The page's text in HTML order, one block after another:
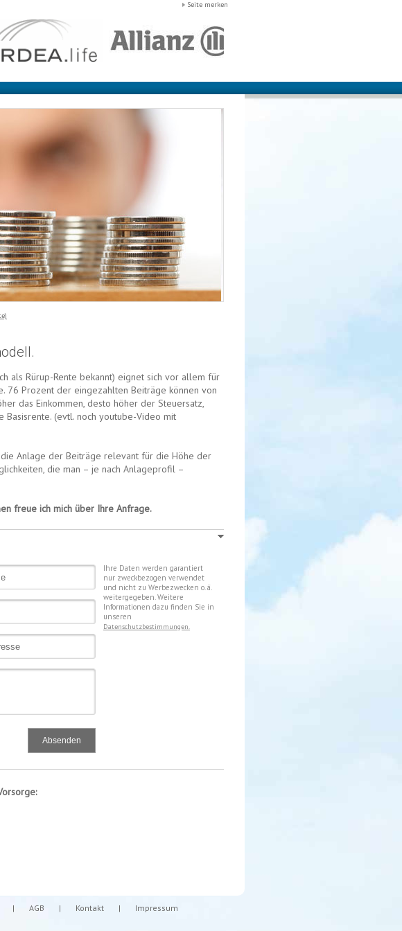
Seite merken
als Rürup-Rente bekannt) eignet sich vor allem für
76 Prozent der eingezahlten Beiträge können von
das Einkommen, desto höher der Steuersatz,
(evtl. noch youtube-Video mit
Anlage der Beiträge relevant für die Höhe der
die man – je nach Anlageprofil –
freue ich mich über Ihre Anfrage.
Ihre Daten werden garantiert
nur zweckbezogen verwendet
und nicht zu Werbezwecken o. ä.
weitergegeben. Weitere
Informationen dazu finden Sie in
unseren
Datenschutzbestimmungen.
| AGB | Kontakt | Impressum